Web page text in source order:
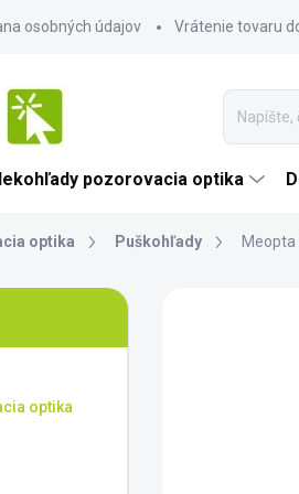
osobných údajov Vrátenie tovaru
pozorovacia optika
optika Puškohľady Meopta
optika